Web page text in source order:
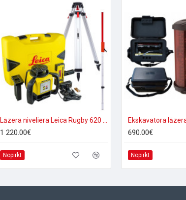
1 220.00€
Nopirkt
690.00€
Nopirkt